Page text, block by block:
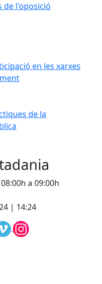
de l'oposició
en les xarxes
de la
a 09:00h
| 14:24